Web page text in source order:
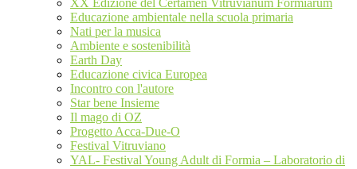
XX Edizione del Certamen Vitruvianum Formiarum
Educazione ambientale nella scuola primaria
Nati per la musica
Ambiente e sostenibilità
Earth Day
Educazione civica Europea
Incontro con l'autore
Star bene Insieme
Il mago di OZ
Progetto Acca-Due-O
Festival Vitruviano
YAL- Festival Young Adult di Formia – Laboratorio di